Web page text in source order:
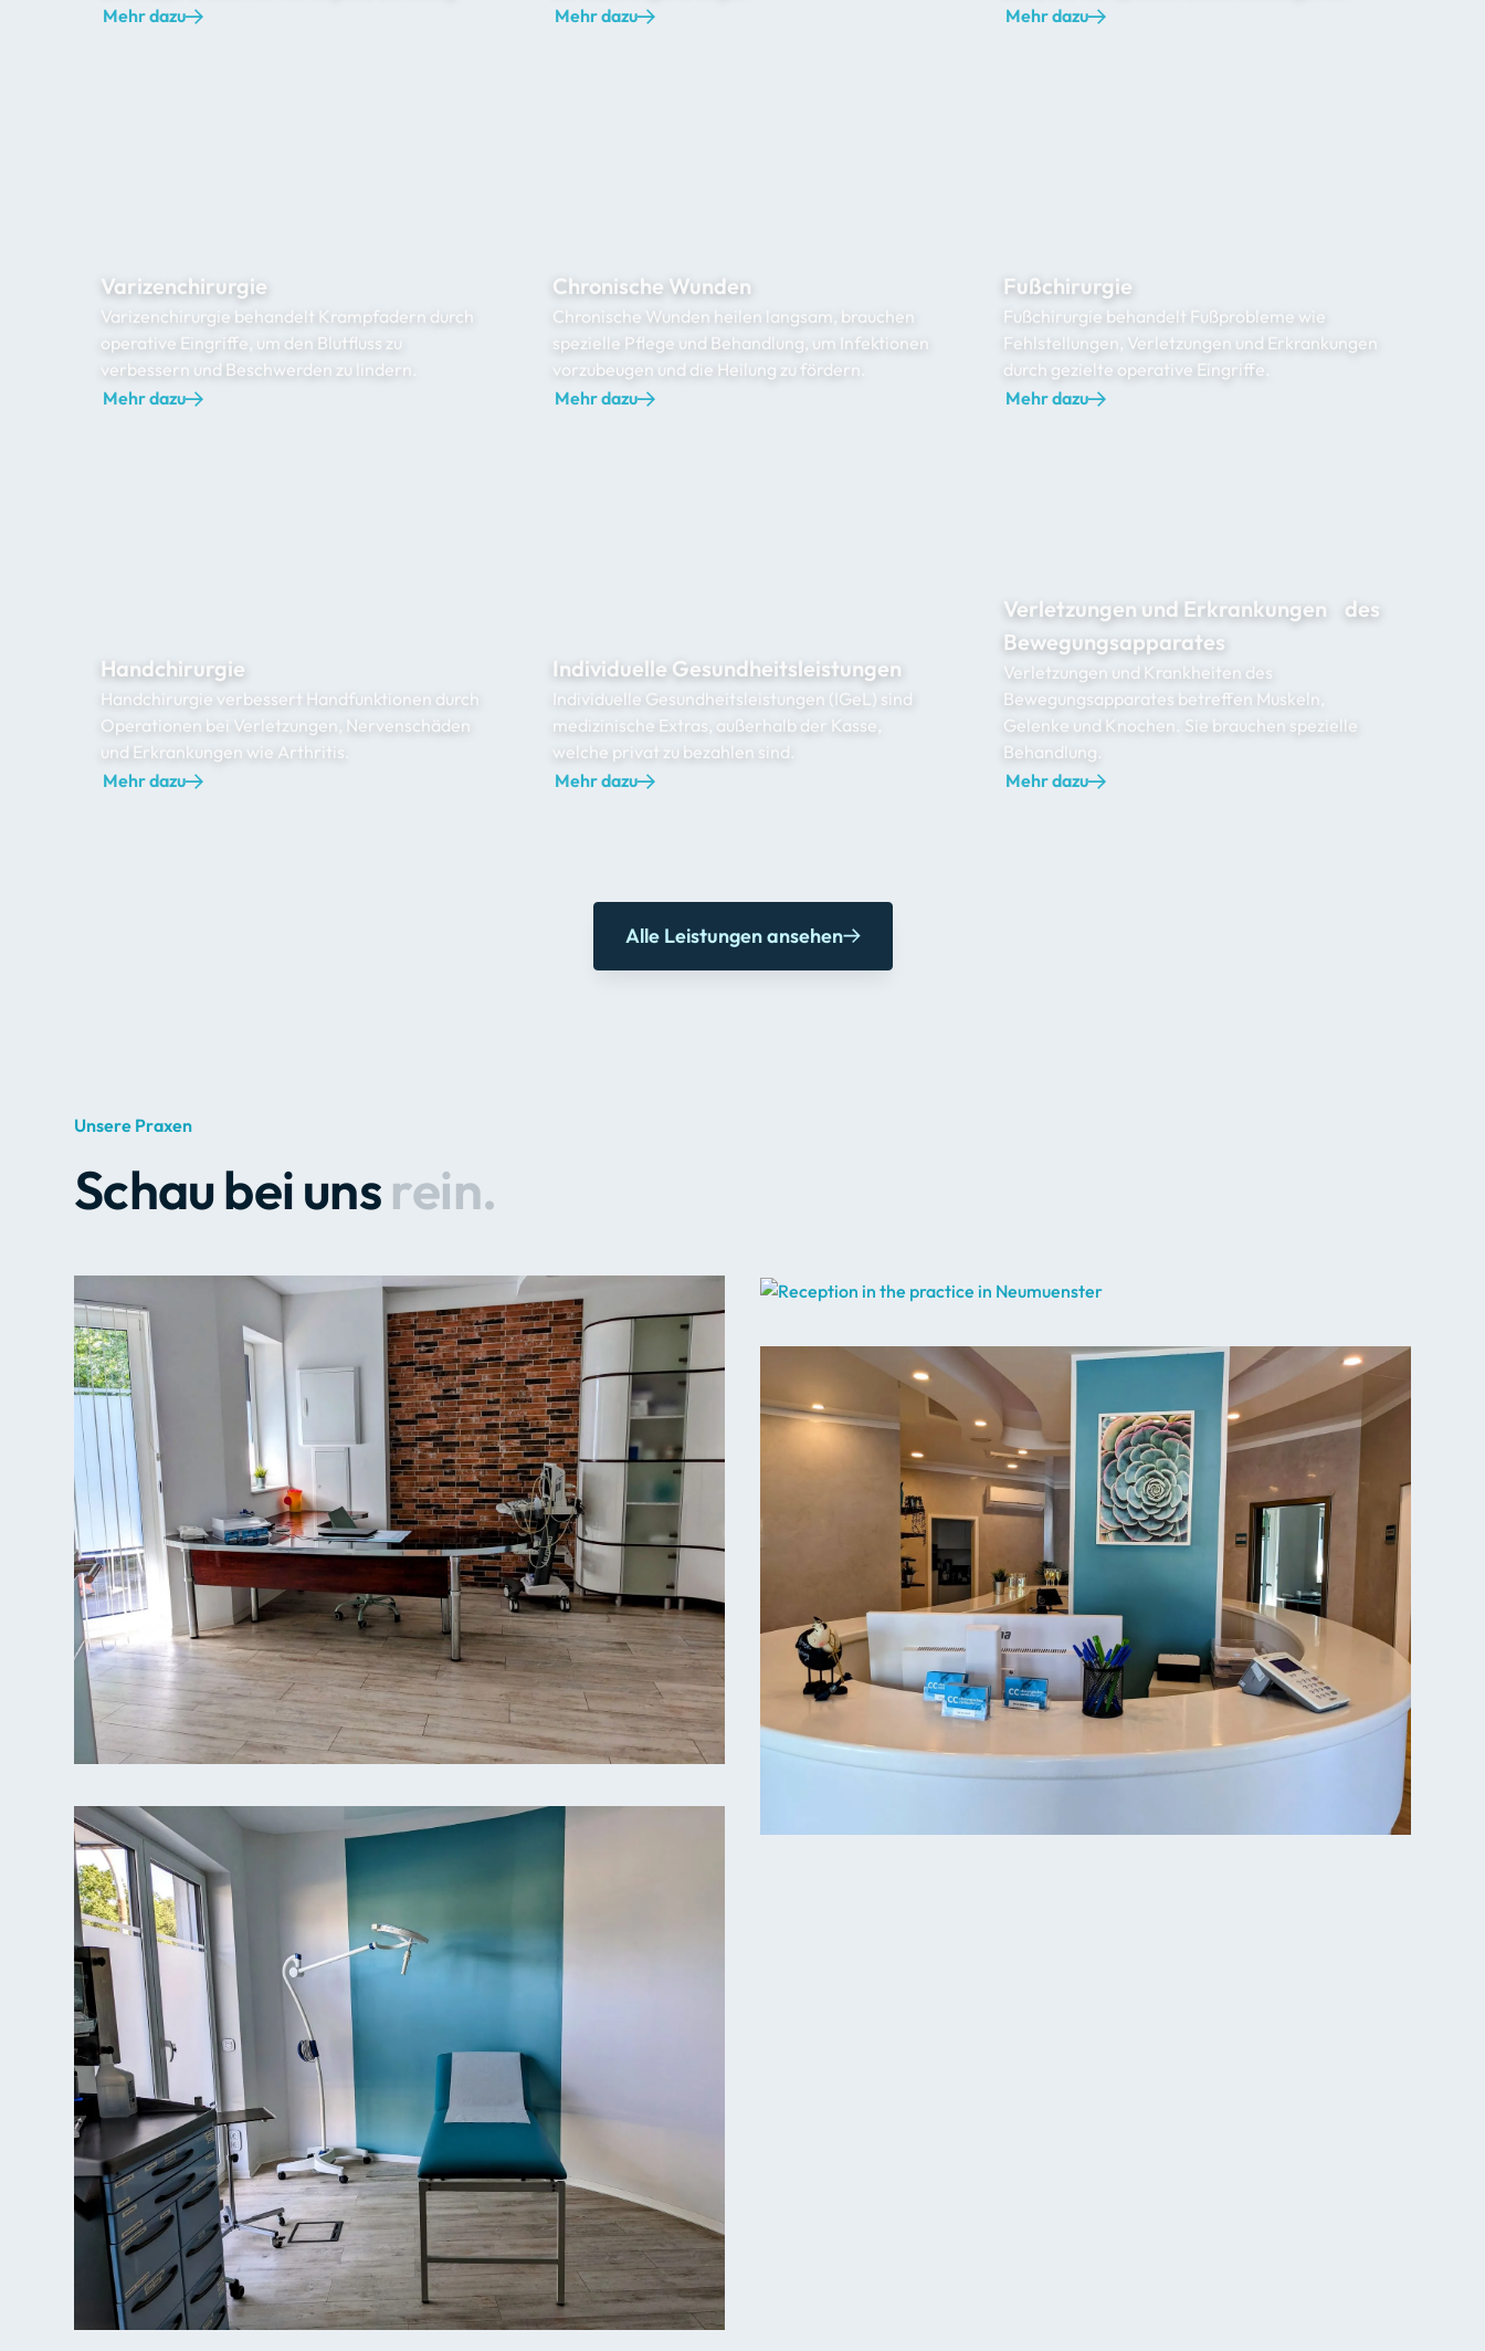
Mehr dazu
Mehr dazu
Mehr dazu
Varizenchirurgie
Varizenchirurgie behandelt Krampfadern durch
operative Eingriffe, um den Blutfluss zu
verbessern und Beschwerden zu lindern.
Mehr dazu
Chronische Wunden
Chronische Wunden heilen langsam, brauchen
spezielle Pflege und Behandlung, um Infektionen
vorzubeugen und die Heilung zu fördern.
Mehr dazu
Fußchirurgie
Fußchirurgie behandelt Fußprobleme wie
Fehlstellungen, Verletzungen und Erkrankungen
durch gezielte operative Eingriffe.
Mehr dazu
Handchirurgie
Handchirurgie verbessert Handfunktionen durch
Operationen bei Verletzungen, Nervenschäden
und Erkrankungen wie Arthritis.
Mehr dazu
Individuelle Gesundheitsleistungen
Individuelle Gesundheitsleistungen (IGeL) sind
medizinische Extras, außerhalb der Kasse,
welche privat zu bezahlen sind.
Mehr dazu
Verletzungen und Erkrankungen des
Bewegungsapparates
Verletzungen und Krankheiten des
Bewegungsapparates betreffen Muskeln,
Gelenke und Knochen. Sie brauchen spezielle
Behandlung.
Mehr dazu
Alle Leistungen ansehen
Unsere Praxen
Schaubeiunsrein.